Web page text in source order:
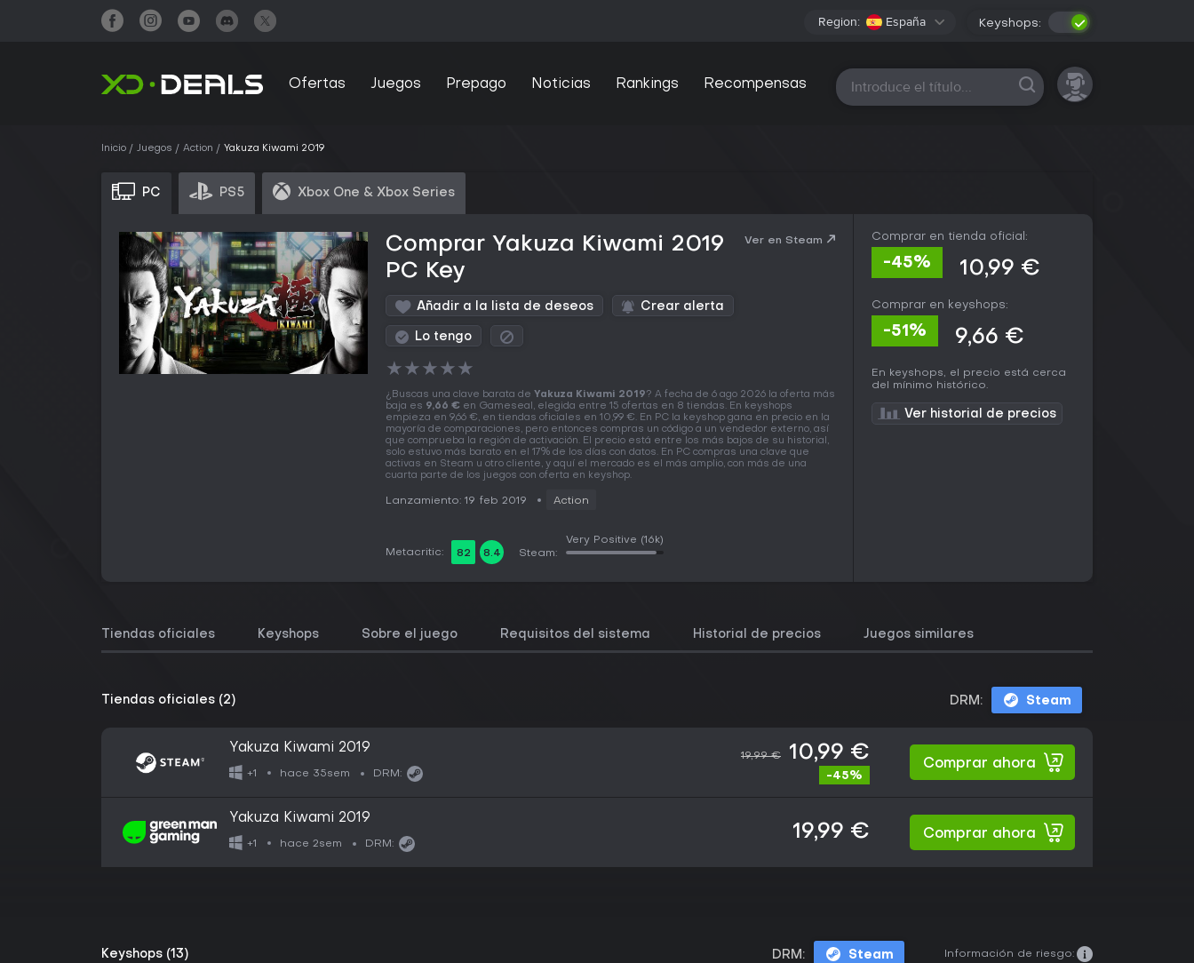
Region: España Keyshops:
Ofertas Juegos Prepago Noticias Rankings Recompensas Todas las plataformas
Inicio Juegos Action Yakuza Kiwami 2019
PC PS5 Xbox One & Xbox Series
Comprar Yakuza Kiwami 2019
PC Key
Ver en Steam
Añadir a la lista de deseos Crear alerta
Lo tengo
★★★★★
¿Buscas una clave barata de Yakuza Kiwami 2019? A fecha de 6 ago 2026 la oferta más
baja es 9,66 € en Gameseal, elegida entre 15 ofertas en 8 tiendas. En keyshops
empieza en 9,66 €, en tiendas oficiales en 10,99 €. En PC la keyshop gana en precio en la
mayoría de comparaciones, pero entonces compras un código a un vendedor externo, así
que comprueba la región de activación. El precio está entre los más bajos de su historial,
solo estuvo más barato en el 17% de los días con datos. En PC compras una clave que
activas en Steam u otro cliente, y aquí el mercado es el más amplio, con más de una
cuarta parte de los juegos con oferta en keyshop.
Lanzamiento: 19 feb 2019 Action
Metacritic: 82 8.4 Steam:
Very Positive (16k)
Comprar en tienda oficial:
-45% 10,99 €
Comprar en keyshops:
-51% 9,66 €
En keyshops, el precio está cerca
del mínimo histórico.
Ver historial de precios
Tiendas oficiales Keyshops Sobre el juego Requisitos del sistema Historial de precios Juegos similares
Tiendas oficiales (2) DRM: Steam
Yakuza Kiwami 2019
+1 hace 35sem DRM:
19,99 € 10,99 €
-45%
Comprar ahora
Yakuza Kiwami 2019
+1 hace 2sem DRM:
19,99 € Comprar ahora
Keyshops (13) DRM: Steam Información de riesgo: